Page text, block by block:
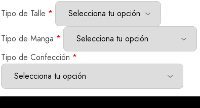
Tipo de Talle *
Tipo de Manga *
Tipo de Confección *